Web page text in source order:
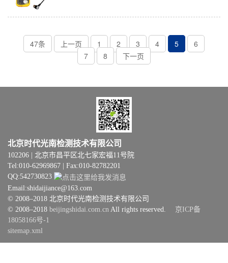
47条 上一页 1 2 3 4 5
6
7
8 下一页
北京时代光南检测技术有限公司
102206 | 北京市昌平区北七家宏福11号院
Tel:010-62969867 | Fax:010-82782201
QQ:542730823
Email:shidaijiance@163.com
© 2008–2018 北京时代光南检测技术有限公司
© 2008–2018 beijingshidai.com.cn All rights reserved. 京ICP备
18058166号-1
sitemap.xml